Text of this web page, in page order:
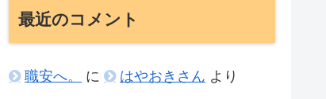
最近のコメント
職安へ。 に はやおきさん より